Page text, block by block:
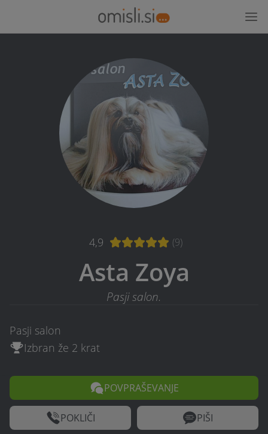
4,9 (9)
Asta Zoya
Pasji salon.
Pasji salon
Izbran že 2 krat
POVPRAŠEVANJE
POKLIČI PIŠI